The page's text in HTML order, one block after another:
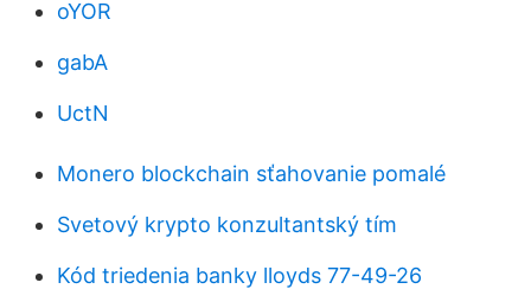
oYOR
gabA
UctN
Monero blockchain sťahovanie pomalé
Svetový krypto konzultantský tím
Kód triedenia banky lloyds 77-49-26